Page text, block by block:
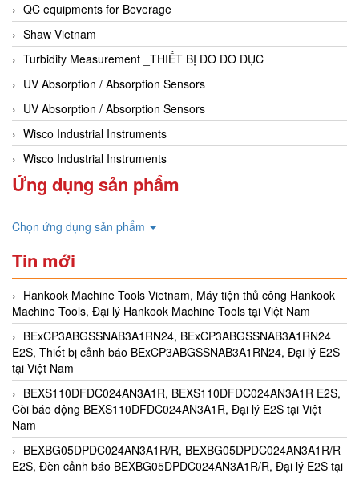
QC equipments for Beverage
Shaw Vietnam
Turbidity Measurement _THIẾT BỊ ĐO ĐO ĐỤC
UV Absorption / Absorption Sensors
UV Absorption / Absorption Sensors
Wisco Industrial Instruments
Wisco Industrial Instruments
Ứng dụng sản phẩm
Chọn ứng dụng sản phẩm
Tin mới
Hankook Machine Tools Vietnam, Máy tiện thủ công Hankook
Machine Tools, Đại lý Hankook Machine Tools tại Việt Nam
BExCP3ABGSSNAB3A1RN24, BExCP3ABGSSNAB3A1RN24
E2S, Thiết bị cảnh báo BExCP3ABGSSNAB3A1RN24, Đại lý E2S
tại Việt Nam
BEXS110DFDC024AN3A1R, BEXS110DFDC024AN3A1R E2S,
Còi báo động BEXS110DFDC024AN3A1R, Đại lý E2S tại Việt
Nam
BEXBG05DPDC024AN3A1R/R, BEXBG05DPDC024AN3A1R/R
E2S, Đèn cảnh báo BEXBG05DPDC024AN3A1R/R, Đại lý E2S tại